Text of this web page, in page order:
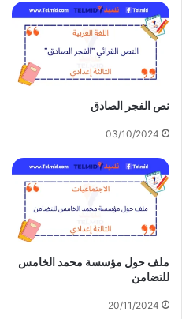
نص الفجر الصادق
03/10/2024
ملف حول مؤسسة محمد الخامس
للتضامن
20/11/2024